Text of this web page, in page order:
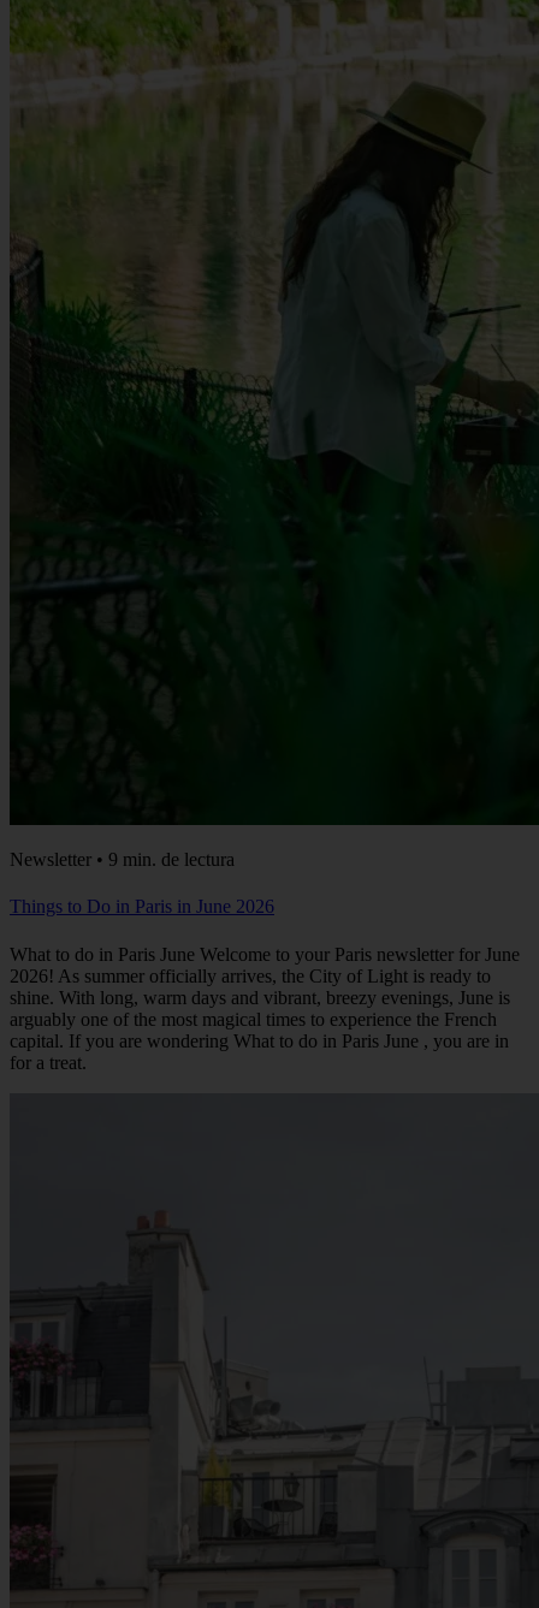
Newsletter • 9 min. de lectura
Things to Do in Paris in June 2026
What to do in Paris June Welcome to your Paris newsletter for June
2026! As summer officially arrives, the City of Light is ready to
shine. With long, warm days and vibrant, breezy evenings, June is
arguably one of the most magical times to experience the French
capital. If you are wondering What to do in Paris June , you are in
for a treat.